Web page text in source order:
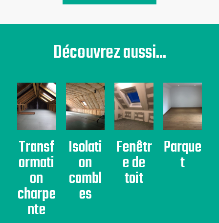
Découvrez aussi...
Transf
ormati
on
charpe
nte
Isolati
on
combl
es
Fenêtr
e de
toit
Parque
t